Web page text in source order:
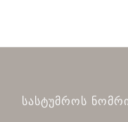
Სასტუმროს